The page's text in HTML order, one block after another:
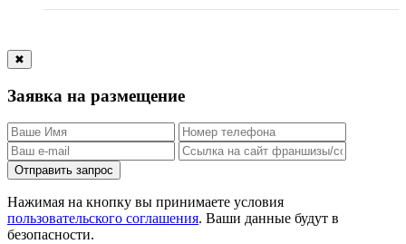
✖
Заявка на размещение
Отправить запрос
Нажимая на кнопку вы принимаете условия
пользовательского соглашения. Ваши данные будут в
безопасности.